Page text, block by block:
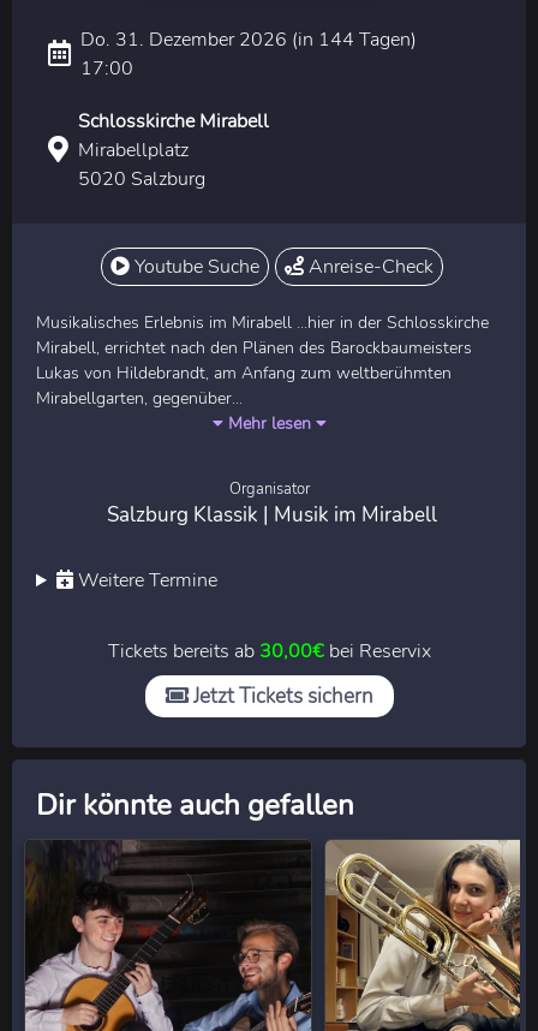
Do. 31. Dezember 2026 (in 144 Tagen)
17:00
Schlosskirche Mirabell
Mirabellplatz
5020 Salzburg
Youtube Suche Anreise-Check
Musikalisches Erlebnis im Mirabell ...hier in der Schlosskirche
Mirabell, errichtet nach den Plänen des Barockbaumeisters
Lukas von Hildebrandt, am Anfang zum weltberühmten
Mirabellgarten, gegenüber...
Mehr lesen
Organisator
Salzburg Klassik | Musik im Mirabell
Weitere Termine
Tickets bereits ab 30,00€bei Reservix
Jetzt Tickets sichern
Dir könnte auch gefallen